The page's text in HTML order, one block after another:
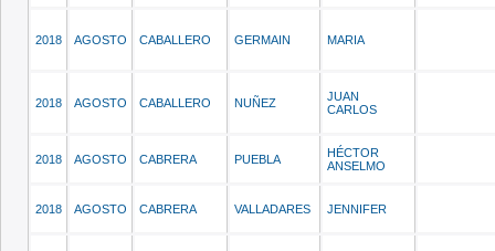
2018 AGOSTO CABALLERO GERMAIN MARIA
2018 AGOSTO CABALLERO NUÑEZ
JUAN
CARLOS
2018 AGOSTO CABRERA PUEBLA
HÉCTOR
ANSELMO
2018 AGOSTO CABRERA VALLADARES JENNIFER